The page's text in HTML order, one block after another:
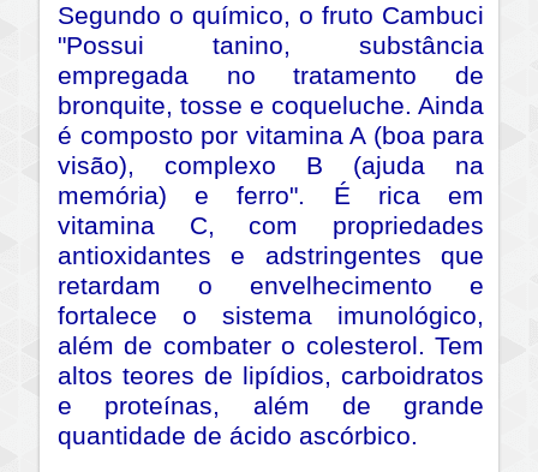
Segundo o químico, o fruto Cambuci
"Possui tanino, substância
empregada no tratamento de
bronquite, tosse e coqueluche. Ainda
é composto por vitamina A (boa para
visão), complexo B (ajuda na
memória) e ferro". É rica em
vitamina C, com propriedades
antioxidantes e adstringentes que
retardam o envelhecimento e
fortalece o sistema imunológico,
além de combater o colesterol. Tem
altos teores de lipídios, carboidratos
e proteínas, além de grande
quantidade de ácido ascórbico.